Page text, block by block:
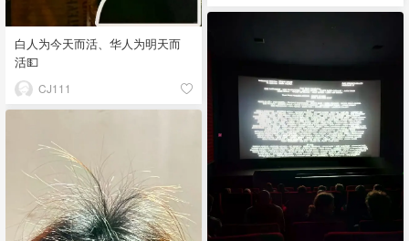
白人为今天而活、华人为明天而
活💵
CJ111